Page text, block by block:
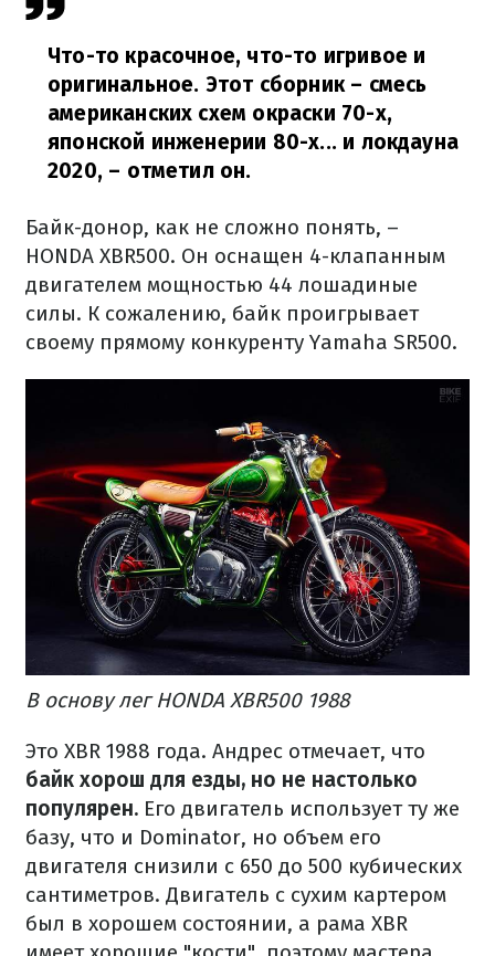
Что-то красочное, что-то игривое и
оригинальное. Этот сборник – смесь
американских схем окраски 70-х,
японской инженерии 80-х... и локдауна
2020, – отметил он.
Байк-донор, как не сложно понять, –
HONDA XBR500. Он оснащен 4-клапанным
двигателем мощностью 44 лошадиные
силы. К сожалению, байк проигрывает
своему прямому конкуренту Yamaha SR500.
В основу лег HONDA XBR500 1988
Это XBR 1988 года. Андрес отмечает, что
байк хорош для езды, но не настолько
популярен. Его двигатель использует ту же
базу, что и Dominator, но объем его
двигателя снизили с 650 до 500 кубических
сантиметров. Двигатель с сухим картером
был в хорошем состоянии, а рама XBR